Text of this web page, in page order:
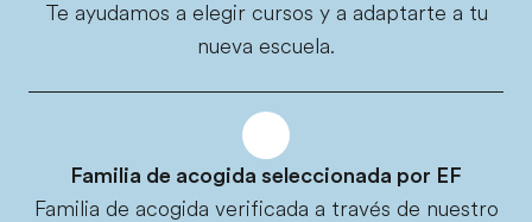
Te ayudamos a elegir cursos y a adaptarte a tu
nueva escuela.
Familia de acogida seleccionada por EF
Familia de acogida verificada a través de nuestro